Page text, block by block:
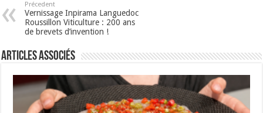
Précedent
Vernissage Inpirama Languedoc
Roussillon Viticulture : 200 ans
de brevets d’invention !
Articles associés